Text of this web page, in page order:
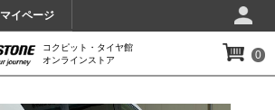
マイページ
コクピット・タイヤ館
オンラインストア
0